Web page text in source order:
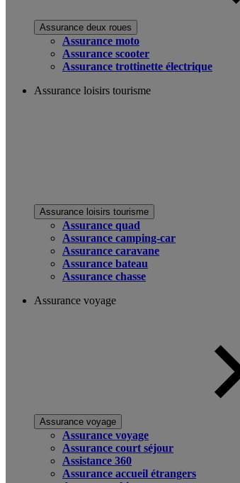
Assurance deux roues
Assurance moto
Assurance scooter
Assurance trottinette électrique
Assurance loisirs tourisme
Assurance loisirs tourisme
Assurance quad
Assurance camping-car
Assurance caravane
Assurance bateau
Assurance chasse
Assurance voyage
Assurance voyage
Assurance voyage
Assurance court séjour
Assistance 360
Assurance accueil étrangers